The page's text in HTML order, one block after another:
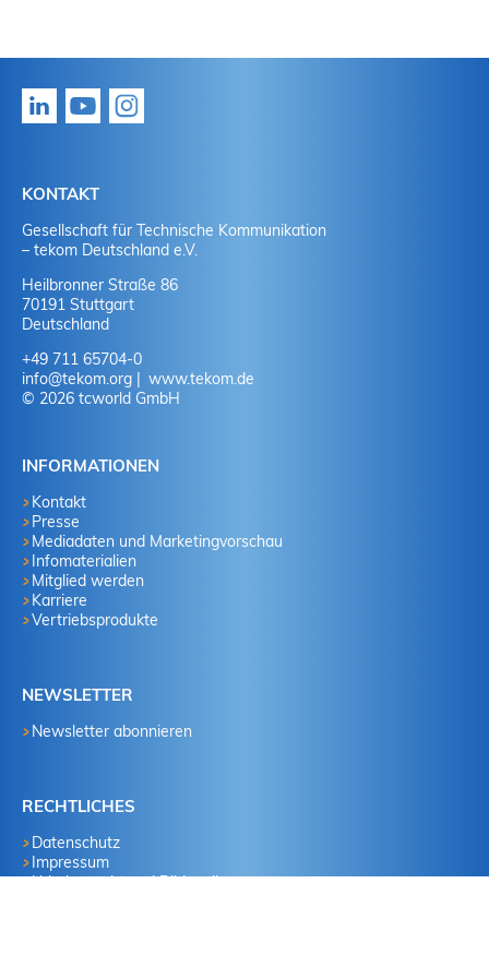
KONTAKT
Gesellschaft für Technische Kommunikation
– tekom Deutschland e.V.
Heilbronner Straße 86
70191 Stuttgart
Deutschland
+49 711 65704-0
info@tekom.org
www.tekom.de
© 2026 tcworld GmbH
INFORMATIONEN
Kontakt
Presse
Mediadaten und Marketingvorschau
Infomaterialien
Mitglied werden
Karriere
Vertriebsprodukte
NEWSLETTER
Newsletter abonnieren
RECHTLICHES
Datenschutz
Impressum
Urheberrecht und Bildquellen